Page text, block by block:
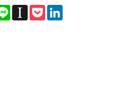
LineInstapaper PocketLinkedIn